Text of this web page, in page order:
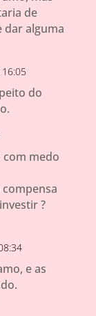
de
dar alguma
do
com medo
?
e as